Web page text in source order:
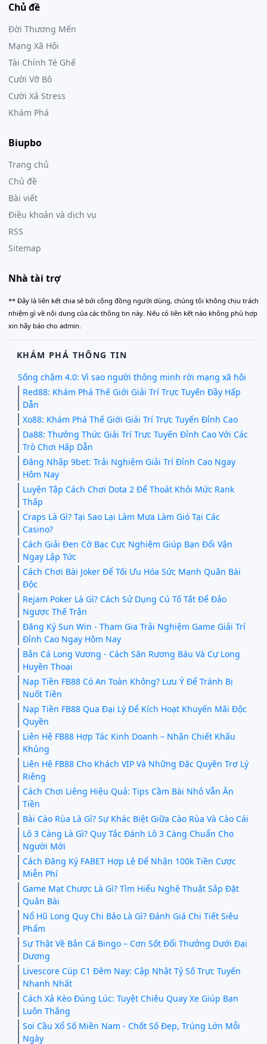
Chủ đề
Đời Thương Mến
Mạng Xã Hội
Tài Chính Té Ghế
Cười Vỡ Bô
Cười Xả Stress
Khám Phá
Biupbo
Trang chủ
Chủ đề
Bài viết
Điều khoản và dịch vụ
RSS
Sitemap
Nhà tài trợ
** Đây là liên kết chia sẻ bới cộng đồng người dùng, chúng tôi không chịu trách
nhiệm gì về nội dung của các thông tin này. Nếu có liên kết nào không phù hợp
xin hãy báo cho admin.
KHÁM PHÁ THÔNG TIN
Sống chậm 4.0: Vì sao người thông minh rời mạng xã hội
Red88: Khám Phá Thế Giới Giải Trí Trực Tuyến Đầy Hấp
Dẫn
Xo88: Khám Phá Thế Giới Giải Trí Trực Tuyến Đỉnh Cao
Da88: Thưởng Thức Giải Trí Trực Tuyến Đỉnh Cao Với Các
Trò Chơi Hấp Dẫn
Đăng Nhập 9bet: Trải Nghiệm Giải Trí Đỉnh Cao Ngay
Hôm Nay
Luyện Tập Cách Chơi Dota 2 Để Thoát Khỏi Mức Rank
Thấp
Craps Là Gì? Tại Sao Lại Làm Mưa Làm Gió Tại Các
Casino?
Cách Giải Đen Cờ Bạc Cực Nghiệm Giúp Bạn Đổi Vận
Ngay Lập Tức
Cách Chơi Bài Joker Để Tối Ưu Hóa Sức Mạnh Quân Bài
Độc
Rejam Poker Là Gì? Cách Sử Dụng Cú Tố Tất Để Đảo
Ngược Thế Trận
Đăng Ký Sun Win - Tham Gia Trải Nghiệm Game Giải Trí
Đỉnh Cao Ngay Hôm Nay
Bắn Cá Long Vương - Cách Săn Rương Báu Và Cự Long
Huyền Thoại
Nạp Tiền FB88 Có An Toàn Không? Lưu Ý Để Tránh Bị
Nuốt Tiền
Nạp Tiền FB88 Qua Đại Lý Để Kích Hoạt Khuyến Mãi Độc
Quyền
Liên Hệ FB88 Hợp Tác Kinh Doanh – Nhận Chiết Khấu
Khủng
Liên Hệ FB88 Cho Khách VIP Và Những Đặc Quyền Trợ Lý
Riêng
Cách Chơi Liêng Hiệu Quả: Tips Cầm Bài Nhỏ Vẫn Ăn
Tiền
Bài Cào Rùa Là Gì? Sự Khác Biệt Giữa Cào Rùa Và Cào Cái
Lô 3 Càng Là Gì? Quy Tắc Đánh Lô 3 Càng Chuẩn Cho
Người Mới
Cách Đăng Ký FABET Hợp Lệ Để Nhận 100k Tiền Cược
Miễn Phí
Game Mạt Chược Là Gì? Tìm Hiểu Nghệ Thuật Sắp Đặt
Quân Bài
Nổ Hũ Long Quy Chi Bảo Là Gì? Đánh Giá Chi Tiết Siêu
Phẩm
Sự Thật Về Bắn Cá Bingo – Cơn Sốt Đổi Thưởng Dưới Đại
Dương
Livescore Cúp C1 Đêm Nay: Cập Nhật Tỷ Số Trực Tuyến
Nhanh Nhất
Cách Xả Kèo Đúng Lúc: Tuyệt Chiêu Quay Xe Giúp Bạn
Luôn Thắng
Soi Cầu Xổ Số Miền Nam - Chốt Số Đẹp, Trúng Lớn Mỗi
Ngày